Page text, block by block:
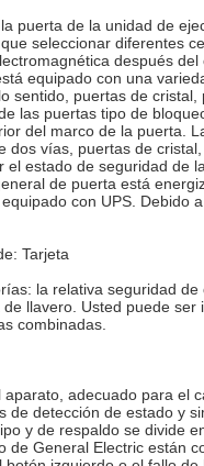
puerta de la unidad de
seleccionar diferentes
después
equipado con una
sentido, puertas de
las puertas tipo de
del marco de la puerta.
dos vías, puertas de
estado de seguridad de
de puerta está
con UPS. Debido
Tarjeta
la relativa seguridad
llavero. Usted puede
combinadas.
adecuado para el
detección de estado y
y de respaldo se divide
de General Electric están